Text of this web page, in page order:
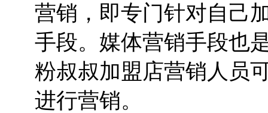
营销，即专门针对自己
手段。媒体营销手段也
粉叔叔加盟店营销人员
进行营销。